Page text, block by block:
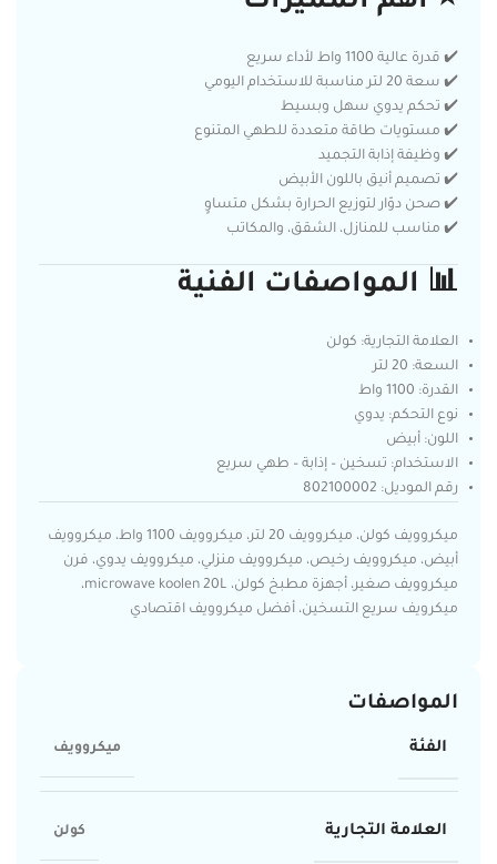
✔️ قدرة عالية 1100 واط لأداء سريع
✔️ سعة 20 لتر مناسبة للاستخدام اليومي
✔️ تحكم يدوي سهل وبسيط
✔️ مستويات طاقة متعددة للطهي المتنوع
✔️ وظيفة إذابة التجميد
✔️ تصميم أنيق باللون الأبيض
✔️ صحن دوّار لتوزيع الحرارة بشكل متساوٍ
✔️ مناسب للمنازل، الشقق، والمكاتب
📊 المواصفات الفنية
العلامة التجارية: كولن
السعة: 20 لتر
القدرة: 1100 واط
نوع التحكم: يدوي
اللون: أبيض
الاستخدام: تسخين – إذابة – طهي سريع
رقم الموديل: 802100002
ميكروويف كولن، ميكروويف 20 لتر، ميكروويف 1100 واط، ميكروويف
أبيض، ميكروويف رخيص، ميكروويف منزلي، ميكروويف يدوي، فرن
ميكروويف صغير، أجهزة مطبخ كولن، microwave koolen 20L،
ميكرويف سريع التسخين، أفضل ميكروويف اقتصادي
المواصفات
الفئة ميكروويف
العلامة التجارية كولن